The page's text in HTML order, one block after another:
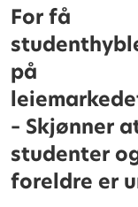
For få
på
– Skjønner
studenter
foreldre er